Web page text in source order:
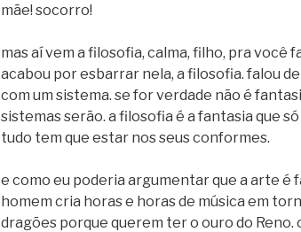
mãe! socorro!
mas aí vem a filosofia, calma, filho, pra você
acabou por esbarrar nela, a filosofia. falou
com um sistema. se for verdade não é
sistemas serão. a filosofia é a fantasia que
tudo tem que estar nos seus conformes.
e como eu poderia argumentar que a arte é
homem cria horas e horas de música em
dragões porque querem ter o ouro do Reno.